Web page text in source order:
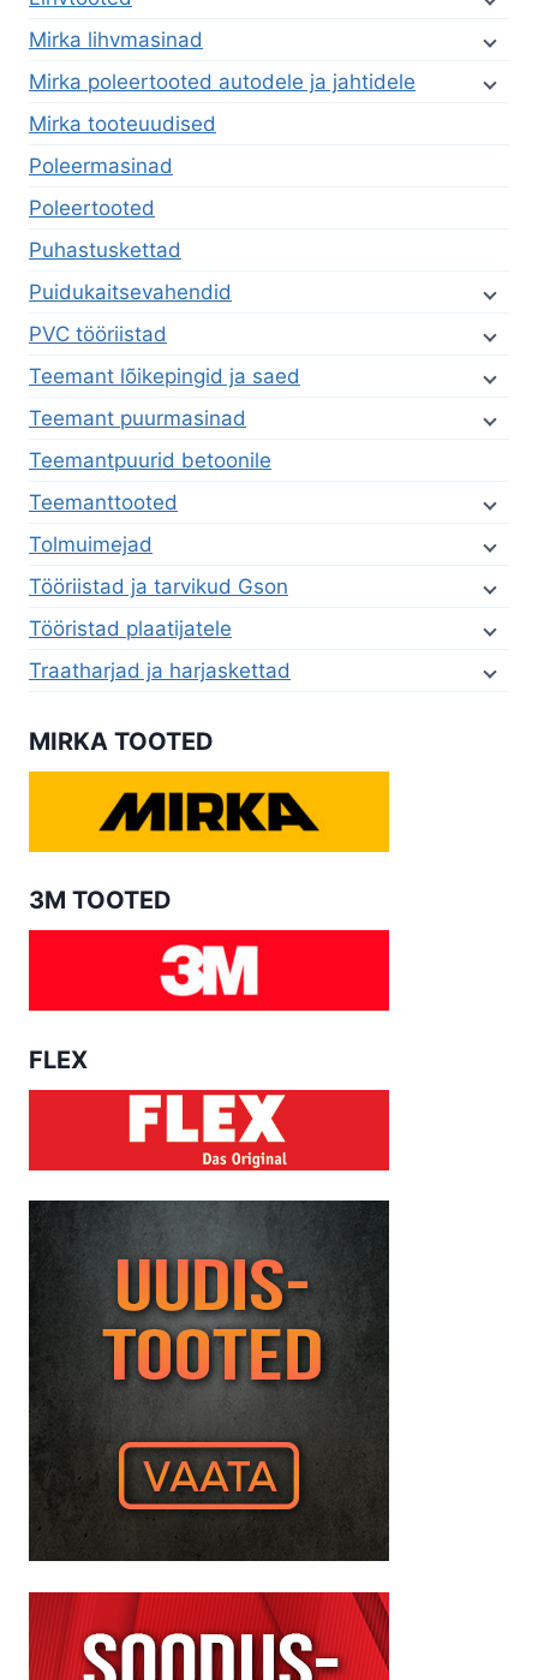
Mirka lihvmasinad
Mirka poleertooted autodele ja jahtidele
Mirka tooteuudised
Poleermasinad
Poleertooted
Puhastuskettad
Puidukaitsevahendid
PVC tööriistad
Teemant lõikepingid ja saed
Teemant puurmasinad
Teemantpuurid betoonile
Teemanttooted
Tolmuimejad
Tööriistad ja tarvikud Gson
Tööristad plaatijatele
Traatharjad ja harjaskettad
MIRKA TOOTED
3M TOOTED
FLEX